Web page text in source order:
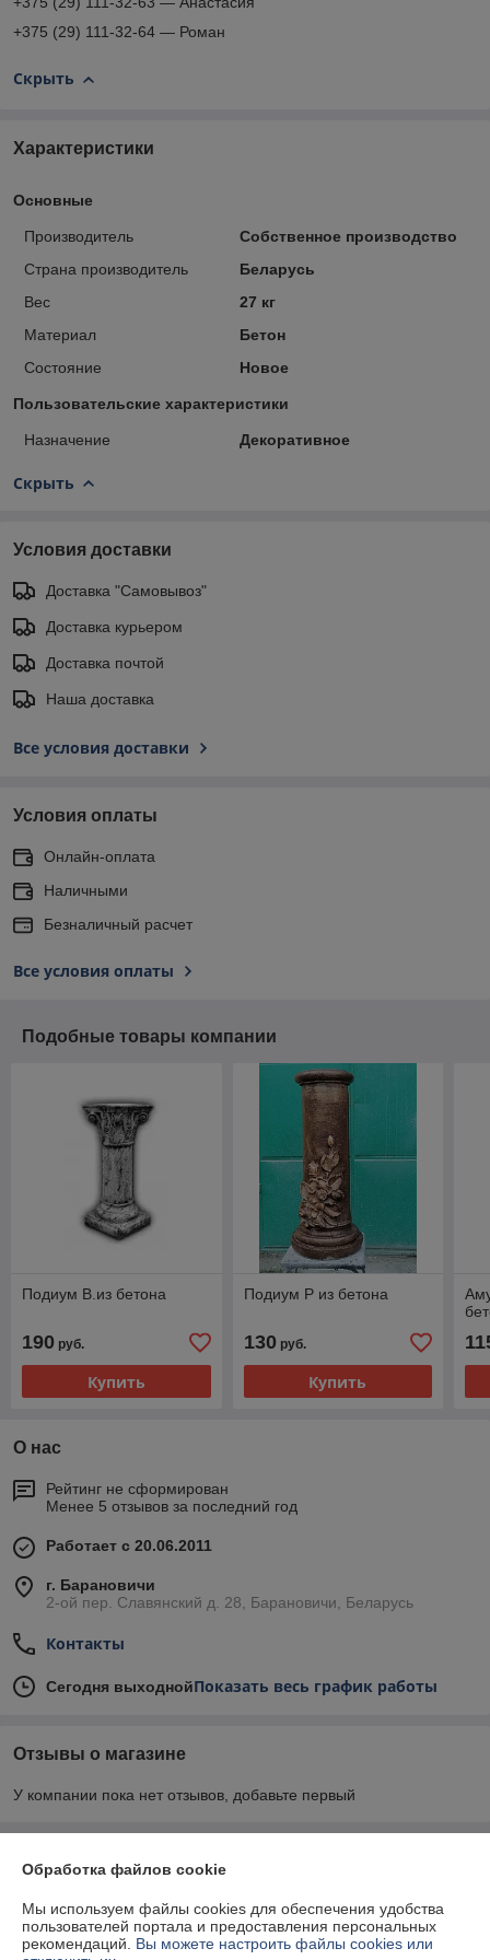
+375 (29) 111-32-64 — Роман
Скрыть
Характеристики
Основные
Производитель
Собственное производство
Страна производитель
Беларусь
Вес
27 кг
Материал
Бетон
Состояние
Новое
Пользовательские характеристики
Назначение Декоративное
Скрыть
Условия доставки
Доставка "Самовывоз"
Доставка курьером
Доставка почтой
Наша доставка
Все условия доставки
Условия оплаты
Онлайн-оплата
Наличными
Безналичный расчет
Все условия оплаты
Подобные товары компании
Подиум В.из бетона
190 руб.
Купить
Подиум Р из бетона
130руб.
Купить
О нас
Рейтинг не сформирован
Менее 5 отзывов за последний год
Работает с 20.06.2011
г. Барановичи
2-ой пер. Славянский д. 28, Барановичи, Беларусь
Контакты
Сегодня выходнойПоказать весь график работы
Отзывы о магазине
У компании пока нет отзывов, добавьте первый
Контакты
Обработка файлов cookie
Мы используем файлы cookies для обеспечения удобства
пользователей портала и предоставления персональных
рекомендаций. Вы можете настроить файлы cookies или